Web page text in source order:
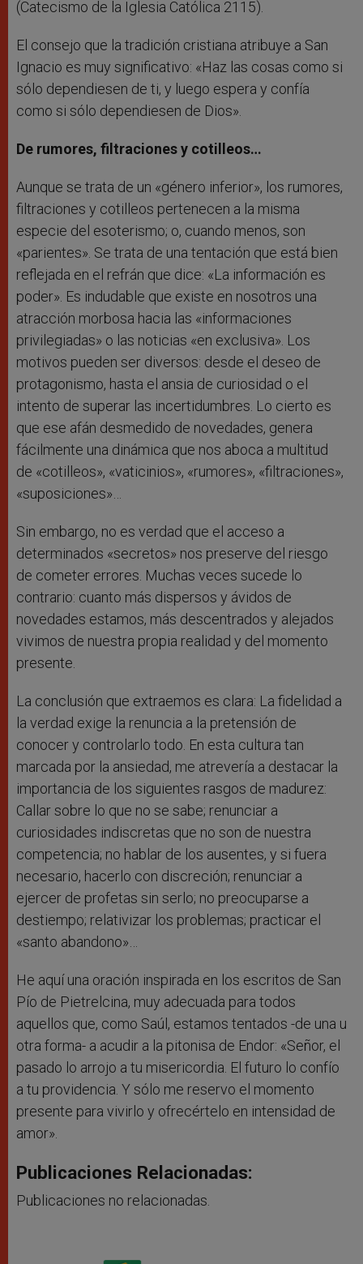
(Catecismo de la Iglesia Católica 2115).
El consejo que la tradición cristiana atribuye a San
Ignacio es muy significativo: «Haz las cosas como si
sólo dependiesen de ti, y luego espera y confía
como si sólo dependiesen de Dios».
De rumores, filtraciones y cotilleos…
Aunque se trata de un «género inferior», los rumores,
filtraciones y cotilleos pertenecen a la misma
especie del esoterismo; o, cuando menos, son
«parientes». Se trata de una tentación que está bien
reflejada en el refrán que dice: «La información es
poder». Es indudable que existe en nosotros una
atracción morbosa hacia las «informaciones
privilegiadas» o las noticias «en exclusiva». Los
motivos pueden ser diversos: desde el deseo de
protagonismo, hasta el ansia de curiosidad o el
intento de superar las incertidumbres. Lo cierto es
que ese afán desmedido de novedades, genera
fácilmente una dinámica que nos aboca a multitud
de «cotilleos», «vaticinios», «rumores», «filtraciones»,
«suposiciones»…
Sin embargo, no es verdad que el acceso a
determinados «secretos» nos preserve del riesgo
de cometer errores. Muchas veces sucede lo
contrario: cuanto más dispersos y ávidos de
novedades estamos, más descentrados y alejados
vivimos de nuestra propia realidad y del momento
presente.
La conclusión que extraemos es clara: La fidelidad a
la verdad exige la renuncia a la pretensión de
conocer y controlarlo todo. En esta cultura tan
marcada por la ansiedad, me atrevería a destacar la
importancia de los siguientes rasgos de madurez:
Callar sobre lo que no se sabe; renunciar a
curiosidades indiscretas que no son de nuestra
competencia; no hablar de los ausentes, y si fuera
necesario, hacerlo con discreción; renunciar a
ejercer de profetas sin serlo; no preocuparse a
destiempo; relativizar los problemas; practicar el
«santo abandono»…
He aquí una oración inspirada en los escritos de San
Pío de Pietrelcina, muy adecuada para todos
aquellos que, como Saúl, estamos tentados -de una u
otra forma- a acudir a la pitonisa de Endor: «Señor, el
pasado lo arrojo a tu misericordia. El futuro lo confío
a tu providencia. Y sólo me reservo el momento
presente para vivirlo y ofrecértelo en intensidad de
amor».
Publicaciones Relacionadas:
Publicaciones no relacionadas.